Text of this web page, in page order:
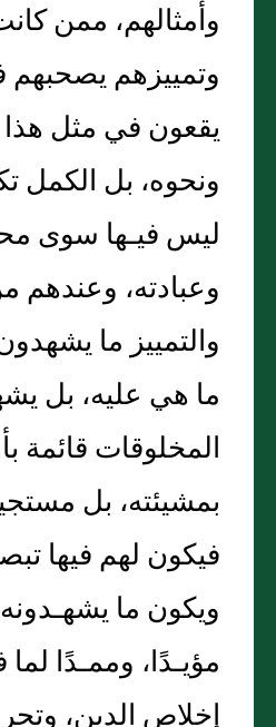
وأمثالهم، ممن
وتمييزهم يصحبهم
يقعون في مثل هذا
ونحوه، بل الكمل
ليس فيـها سوى
وعبادته، وعندهم
والتمييز ما
ما هي عليه، بل
المخلوقات قائمة
بمشيئته، بل
فيكون لهم فيها
ويكون ما
مؤيـدًا، وممـدًا